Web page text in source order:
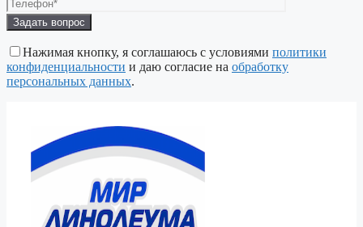
Оставьте
это
поле
пустым.
Нажимая кнопку, я соглашаюсь с условиями политики
конфиденциальности и даю согласие на обработку
персональных данных.